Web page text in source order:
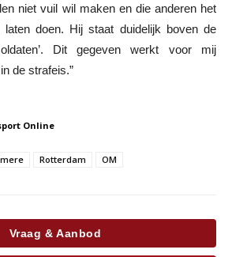
niet vuil wil maken en die anderen het
doen. Hij staat duidelijk boven de
Dit gegeven werkt voor mij
de strafeis.”
Online
Rotterdam OM
Vraag & Aanbod